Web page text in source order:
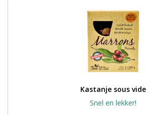
Kastanje sous vide
Snel en lekker!